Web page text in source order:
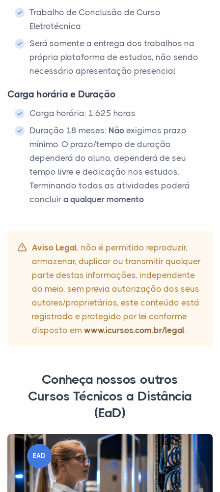
Trabalho de Conclusão de Curso
Eletrotécnica
Será somente a entrega dos trabalhos na
própria plataforma de estudos, não sendo
necessário apresentação presencial
Carga horária e Duração
Carga horária: 1.625 horas
Duração 18 meses: Não exigimos prazo
mínimo. O prazo/tempo de duração
dependerá do aluno, dependerá de seu
tempo livre e dedicação nos estudos.
Terminando todas as atividades poderá
concluir a qualquer momento
Aviso Legal, não é permitido reproduzir,
armazenar, duplicar ou transmitir qualquer
parte destas informações, independente
do meio, sem previa autorização dos seus
autores/proprietários, este conteúdo está
registrado e protegido por lei conforme
disposto em www.icursos.com.br/legal.
Conheça nossos outros
Cursos Técnicos a Distância
(EaD)
EAD